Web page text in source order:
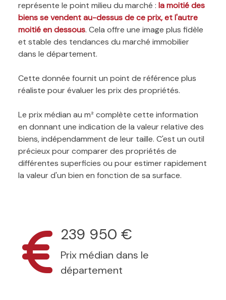
représente le point milieu du marché : la moitié des
biens se vendent au-dessus de ce prix, et l'autre
moitié en dessous. Cela offre une image plus fidèle
et stable des tendances du marché immobilier
dans le département.
Cette donnée fournit un point de référence plus
réaliste pour évaluer les prix des propriétés.
Le prix médian au m² complète cette information
en donnant une indication de la valeur relative des
biens, indépendamment de leur taille. C'est un outil
précieux pour comparer des propriétés de
différentes superficies ou pour estimer rapidement
la valeur d'un bien en fonction de sa surface.
239 950 €
Prix médian dans le
département